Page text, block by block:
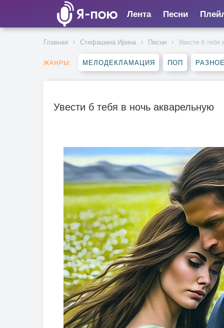
Лента Песни
Главная Стефашина Ирина Песни Увести б тебя
ЖАНРЫ: МЕЛОДЕКЛАМАЦИЯ ПОП РАЗНОЕ
Увести б тебя в ночь акварельную